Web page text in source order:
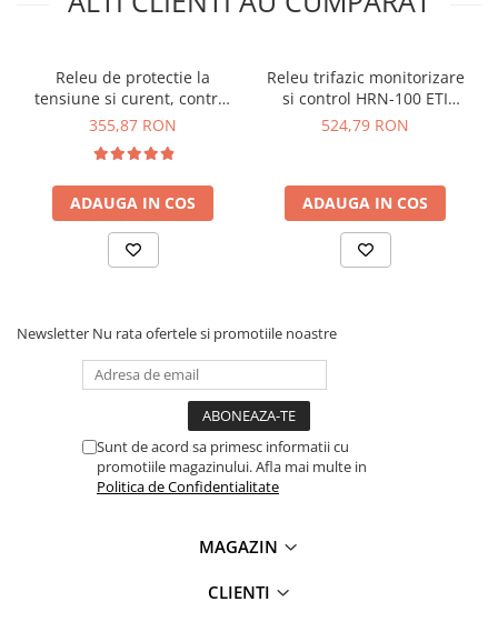
Tensiune operare: 140-300V AC
Setare subtensiune:140-210V AC (implicit 170)
Protectie scurgere curent:
10-99 mA (implicit 30mA)
Precizie parametri:
Setare delay restart:
Temperatura operare:
Conexiune frecventa router:
2.4 GHz
Module 18mm ocupate:
Greutate totala:0.254 kg
1x Releu de protectie TAXNELE TVPS1-63LW
1x Manual de utilizare, disponibilAICI
Releu de protectie la
tensiune si curent, control
de la distanta, TAXNELE
355,87 RON
ADAUGA IN COS
Releu trifazic monitorizare
si control HRN-100 ETI
002470303
524,79 RON
ADAUGA IN COS
Newsletter Nu rata ofertele si promotiile noastre
Sunt de acord sa primesc informatii cu
promotiile magazinului. Afla mai multe in
Politica de Confidentialitate
MAGAZIN
CLIENTI